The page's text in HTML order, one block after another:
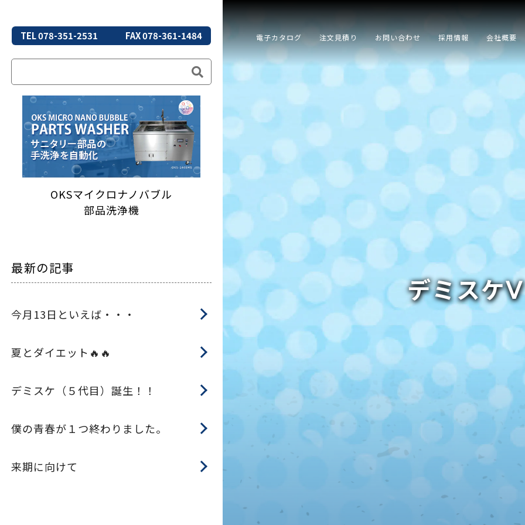
TEL 078-351-2531 FAX 078-361-1484
OKSマイクロナノバブル
部品洗浄機
最新の記事
今月13日といえば・・・
夏とダイエット🔥🔥
デミスケ（５代目）誕生！！
僕の青春が１つ終わりました。
来期に向けて
デミスケ
電子カタログ 注文見積り お問い合わせ 採用情報 会社概要